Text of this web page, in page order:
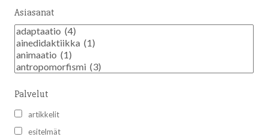
Asiasanat
Palvelut
artikkelit
esitelmät